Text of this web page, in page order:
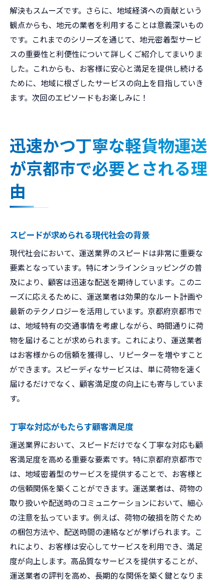
解決もスムーズです。さらに、地域経済への貢献という
観点からも、地元の業者を利用することは意義深いもの
です。これまでのシリーズを通じて、地元密着型サービ
スの重要性と利便性について詳しくご紹介してまいりま
した。これからも、お客様に安心と満足を提供し続ける
ために、地域に根ざしたサービスの向上を目指していき
ます。次回のエピソードもお楽しみに！
迅速かつ丁寧な軽貨物運送
が京都市で必要とされる理
由
スピードが求められる現代社会の背景
現代社会において、運送業界のスピードは非常に重要な
要素となっています。特にオンラインショッピングの普
及により、顧客は迅速な配送を期待しています。このニ
ーズに応えるために、運送業者は効果的なルート計画や
最新のテクノロジーを活用しています。京都府京都市で
は、地域特有の交通事情を考慮しながら、時間通りに荷
物を届けることが求められます。これにより、運送業者
はお客様からの信頼を獲得し、リピーターを増やすこと
ができます。スピーディなサービスは、単に荷物を速く
届けるだけでなく、顧客満足度の向上にも寄与していま
す。
丁寧な対応がもたらす顧客満足度
運送業界において、スピードだけでなく丁寧な対応も顧
客満足度を高める重要な要素です。特に京都府京都市で
は、地域密着型のサービスを提供することで、お客様と
の信頼関係を築くことができます。運送業者は、荷物の
取り扱いや配送時のコミュニケーションにおいて、細心
の注意を払っています。例えば、荷物の破損を防ぐため
の梱包方法や、配送時間の連絡などが挙げられます。こ
れにより、お客様は安心してサービスを利用でき、満足
度が向上します。高品質なサービスを提供することが、
運送業者の評判を高め、長期的な関係を築く鍵となりま